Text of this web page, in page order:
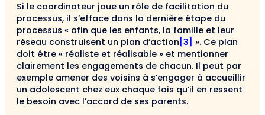
Si le coordinateur joue un rôle de facilitation du
processus, il s’efface dans la dernière étape du
processus « afin que les enfants, la famille et leur
réseau construisent un plan d’action [3] ». Ce plan
doit être « réaliste et réalisable » et mentionner
clairement les engagements de chacun. Il peut par
exemple amener des voisins à s’engager à accueillir
un adolescent chez eux chaque fois qu’il en ressent
le besoin avec l’accord de ses parents.